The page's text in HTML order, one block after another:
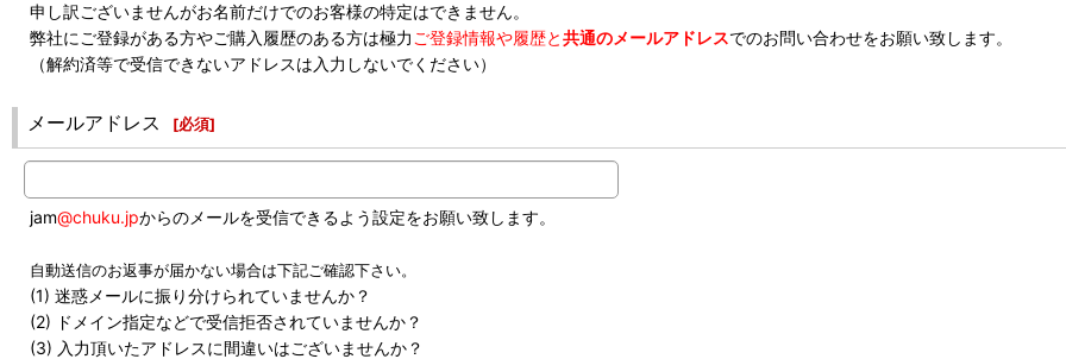
申し訳ございませんがお名前だけでのお客様の特定はできません。
弊社にご登録がある方やご購入履歴のある方は極力 ご登録情報や履歴と共通のメールアドレスでのお問い合わせをお願い致します。
（解約済等で受信できないアドレスは入力しないでください）
メールアドレス [必須]
jam@chuku.jpからのメールを受信できるよう設定をお願い致します。
自動送信のお返事が届かない場合は下記ご確認下さい。
(1) 迷惑メールに振り分けられていませんか？
(2) ドメイン指定などで受信拒否されていませんか？
(3) 入力頂いたアドレスに間違いはございませんか？